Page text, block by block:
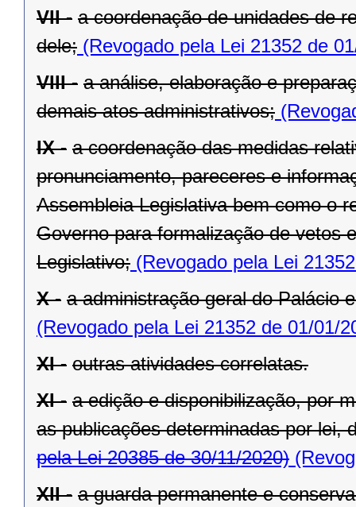
VII - a coordenação de unidades de
dele; (Revogado pela Lei 21352 de
VIII - a análise, elaboração e
demais atos administrativos;
IX - a coordenação das medidas
pronunciamento, pareceres e
Assembleia Legislativa bem como o
Governo para formalização de vetos
Legislativo; (Revogado pela Lei
X - a administração geral do Palácio
(Revogado pela Lei 21352 de 01/01/
XI - outras atividades correlatas.
XI - a edição e disponibilização, por
as publicações determinadas por lei,
pela Lei 20385 de 30/11/2020)
XII - a guarda permanente e